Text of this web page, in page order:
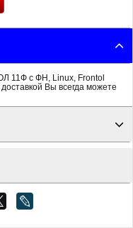
11Ф c ФН, Linux, Frontol
Вы всегда можете